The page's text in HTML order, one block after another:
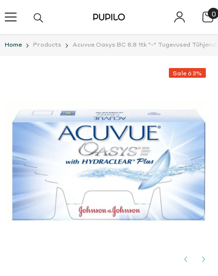
00
Home Products Acuvue Oasys BC 8.8 1tk "-" Tugevused
Sale 63%